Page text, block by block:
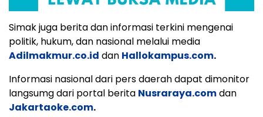
Simak juga berita dan informasi terkini mengenai
politik, hukum, dan nasional melalui media
Adilmakmur.co.id dan Hallokampus.com.
Informasi nasional dari pers daerah dapat dimonitor
langsumg dari portal berita Nusraraya.comdan
Jakartaoke.com.